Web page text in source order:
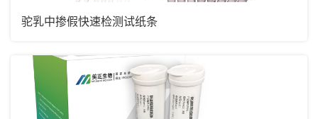
驼乳中掺假快速检测试纸条